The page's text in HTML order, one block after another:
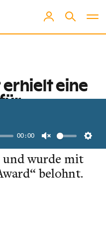
00:00
Unmute
erhielt eine
führte
und wurde mit
belohnt.